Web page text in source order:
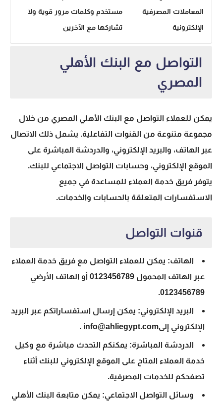
المعاملات المصرفية
الإلكترونية
مستخدم وكلمات مرور قوية ولا
تشاركها مع الآخرين
التواصل مع البنك الأهلي
المصري
يمكن للعملاء التواصل مع البنك الأهلي المصري من خلال
مجموعة متنوعة من القنوات التفاعلية. يشمل ذلك الاتصال
عبر الهاتف، والبريد الإلكتروني، والدردشة المباشرة على
الموقع الإلكتروني، وحسابات التواصل الاجتماعي للبنك.
يتوفر فريق خدمة العملاء للمساعدة في جميع
الاستفسارات المتعلقة بالحسابات والخدمات.
قنوات التواصل
الهاتف: يمكن للعملاء التواصل مع فريق خدمة العملاء
عبر الهاتف المحمول 0123456789 أو الهاتف الأرضي
0123456789
.
البريد الإلكتروني: يمكن إرسال استفساراتكم عبر البريد
الإلكتروني إلىinfo@ahliegypt.com
.
الدردشة المباشرة: يمكنكم التحدث مباشرة مع وكيل
خدمة العملاء المتاح على الموقع الإلكتروني للبنك أثناء
تصفحكم للخدمات المصرفية.
وسائل التواصل الاجتماعي: يمكن متابعة البنك الأهلي